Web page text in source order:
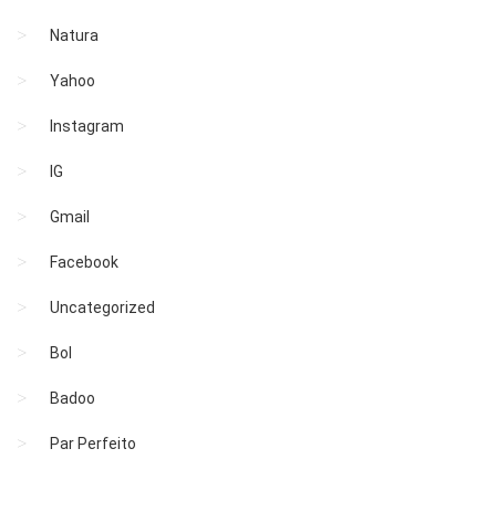
Natura
Yahoo
Instagram
IG
Gmail
Facebook
Uncategorized
Bol
Badoo
Par Perfeito